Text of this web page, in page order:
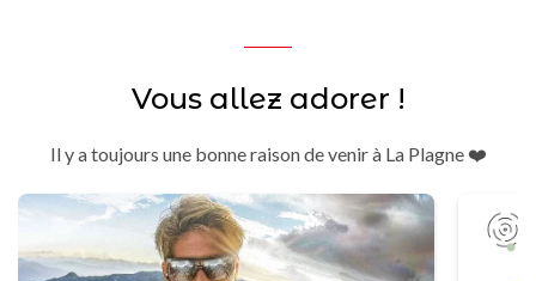
Vous allez adorer !
Il y a toujours une bonne raison de venir à La Plagne ❤️